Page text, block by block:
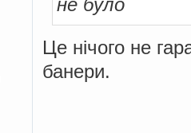
не було
Це нічого не
банери.